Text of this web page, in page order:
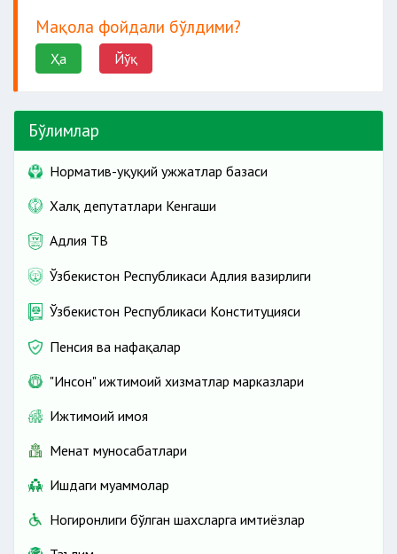
Мақола фойдали бўлдими?
Ҳа Йўқ
Бўлимлар
Норматив-ҳуқуқий ҳужжатлар базаси
Халқ депутатлари Кенгаши
Адлия ТВ
Ўзбекистон Республикаси Адлия вазирлиги
Ўзбекистон Республикаси Конституцияси
Пенсия ва нафақалар
"Инсон" ижтимоий хизматлар марказлари
Ижтимоий ҳимоя
Меҳнат муносабатлари
Ишдаги муаммолар
Ногиронлиги бўлган шахсларга имтиёзлар